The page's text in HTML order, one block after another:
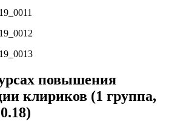
повышения
клириков (1 группа,